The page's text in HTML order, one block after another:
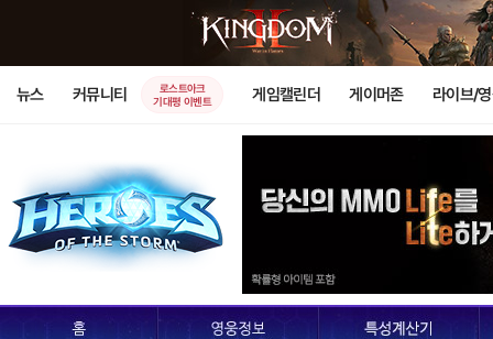
뉴스 커뮤니티
로스트아크
기대평 이벤트
게임캘린더 게이머존 라이브/